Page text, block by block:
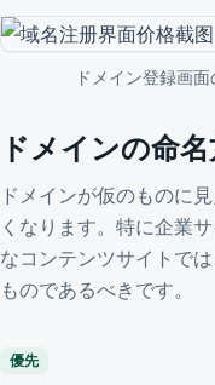
ドメイン登録画
ドメインの命
ドメインが仮のものに
くなります。特に企業
なコンテンツサイトで
ものであるべきです。
優先